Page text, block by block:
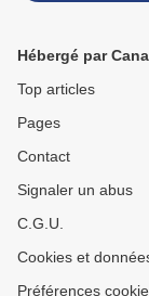
Hébergé par
Top articles
Pages
Contact
Signaler un abus
C.G.U.
Cookies et
Préférences